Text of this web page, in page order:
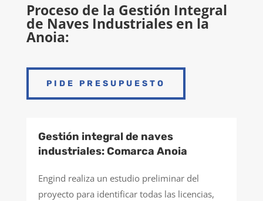
Proceso de la Gestión Integral
de Naves Industriales en la
Anoia:
PIDE PRESUPUESTO
Gestión integral de naves
industriales: Comarca Anoia
Engind realiza un estudio preliminar del
proyecto para identificar todas las licencias,